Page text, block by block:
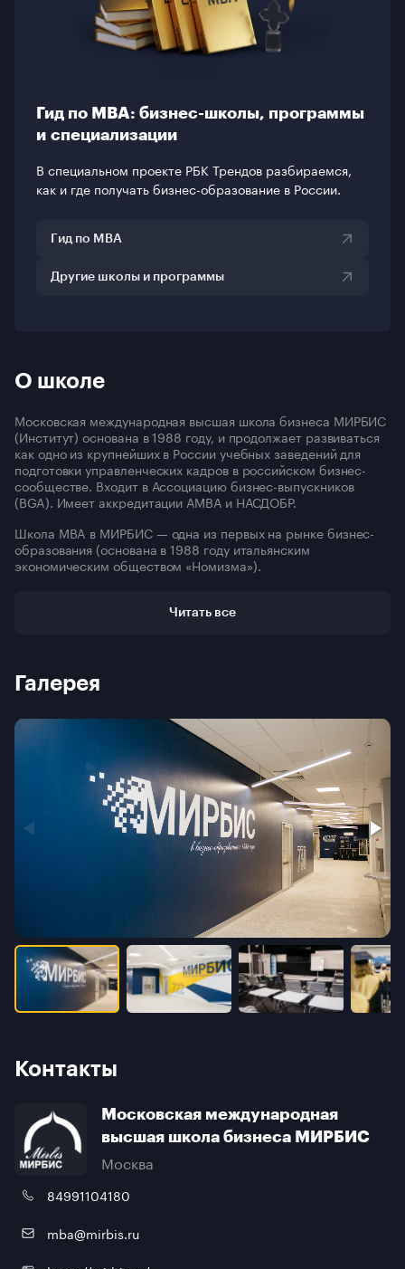
Гид по MBA: бизнес-школы, программы
и специализации
В специальном проекте РБК Трендов разбираемся,
как и где получать бизнес-образование в России.
Гид по MBA
Другие школы и программы
О школе
Московская международная высшая школа бизнеса МИРБИС
(Институт) основана в 1988 году, и продолжает развиваться
как одно из крупнейших в России учебных заведений для
подготовки управленческих кадров в российском бизнес-
сообществе. Входит в Ассоциацию бизнес-выпускников
(BGA). Имеет аккредитации АМВА и НАСДОБР.
Школа MBA в МИРБИС — одна из первых на рынке бизнес-
образования (основана в 1988 году итальянским
экономическим обществом «Номизма»).
МИРБИС — акцент на стратегии и предпринимательстве.
Для слушателей MBA команда карьерного сопровождения
проводит индивидуальные сессии о развитии карьеры и
Все преподаватели МИРБИС имеют опыт консалтинга,
работы на руководящих должностях и академические знания
международного уровня. Среди них – лидеры рейтингов
преподавателей MBA. Наставники проходят конкурсный
отбор и повышение квалификации в рамках Школы
преподавателей.
Для слушателей МВА предлагается 8 востребованных
специализаций МВА, 2 удобных формата обучения, 25+
полезных управленческих дисциплин, 50+ преподавателей
Школа бизнеса МИРБИС реализует программу Executive
MBA «Стратегии и лидерство в бизнесе». Данную программу
выбрали более 500 руководителей бизнеса России и стран
СНГ. Программа — своего рода «дорожная карта
руководителя», ориентированная на систематизацию
управленческих знаний, формирование нового
Читать все
Галерея
Контакты
Московская международная
высшая школа бизнеса МИРБИС
Москва
84991104180
mba@mirbis.ru